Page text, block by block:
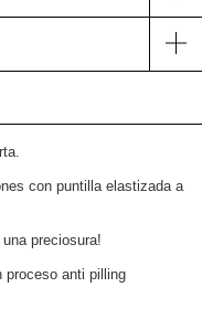
con puntilla elastizada a
preciosura!
proceso anti pilling